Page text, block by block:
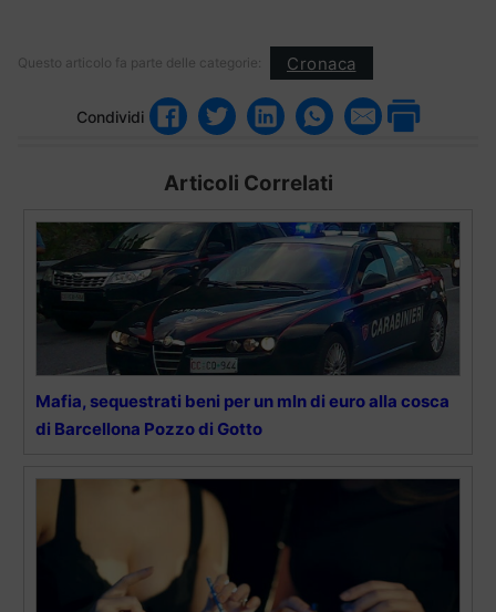
Questo articolo fa parte delle categorie: Cronaca
Condividi
Articoli Correlati
Mafia, sequestrati beni per un mln di euro alla cosca
di Barcellona Pozzo di Gotto